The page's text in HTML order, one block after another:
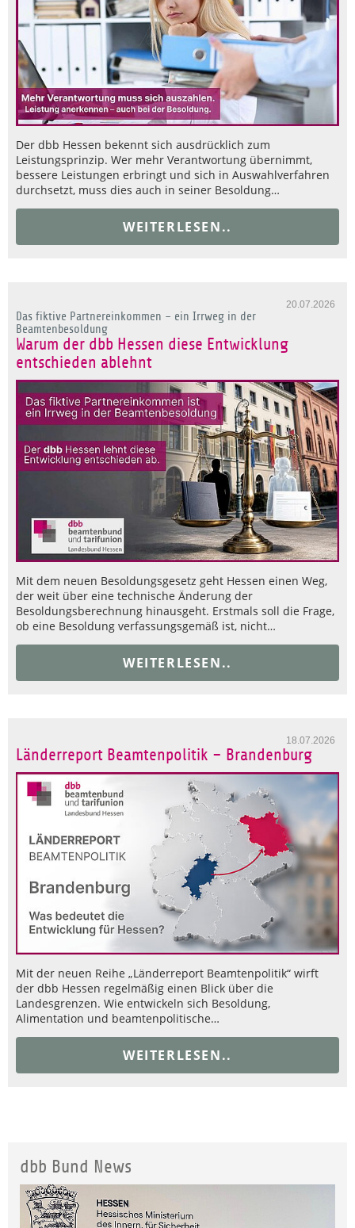
Der dbb Hessen bekennt sich ausdrücklich zum
Leistungsprinzip. Wer mehr Verantwortung übernimmt,
bessere Leistungen erbringt und sich in Auswahlverfahren
durchsetzt, muss dies auch in seiner Besoldung…
WEITERLESEN..
20.07.2026
Das fiktive Partnereinkommen – ein Irrweg in der
Beamtenbesoldung
Warum der dbb Hessen diese Entwicklung
entschieden ablehnt
Mit dem neuen Besoldungsgesetz geht Hessen einen Weg,
der weit über eine technische Änderung der
Besoldungsberechnung hinausgeht. Erstmals soll die Frage,
ob eine Besoldung verfassungsgemäß ist, nicht…
WEITERLESEN..
18.07.2026
Länderreport Beamtenpolitik – Brandenburg
Mit der neuen Reihe „Länderreport Beamtenpolitik“ wirft
der dbb Hessen regelmäßig einen Blick über die
Landesgrenzen. Wie entwickeln sich Besoldung,
Alimentation und beamtenpolitische…
WEITERLESEN..
dbb Bund News